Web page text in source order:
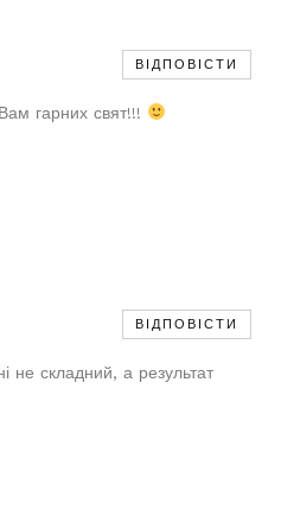
ВІДПОВІСТИ
гарних свят!!!
ВІДПОВІСТИ
не складний, а результат